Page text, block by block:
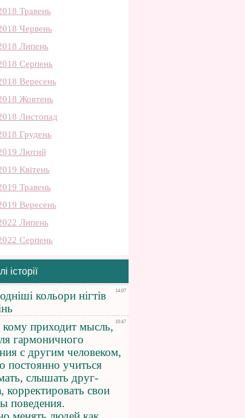
Травень
Червень
Липень
Серпень
Вересень
Жовтень
Листопад
Грудень
Лютий
Квітень
Травень
Вересень
Липень
Серпень
історії